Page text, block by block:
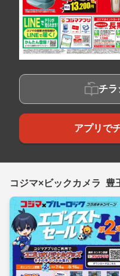
チラ
アプリで
コジマ×ビックカメラ 豊